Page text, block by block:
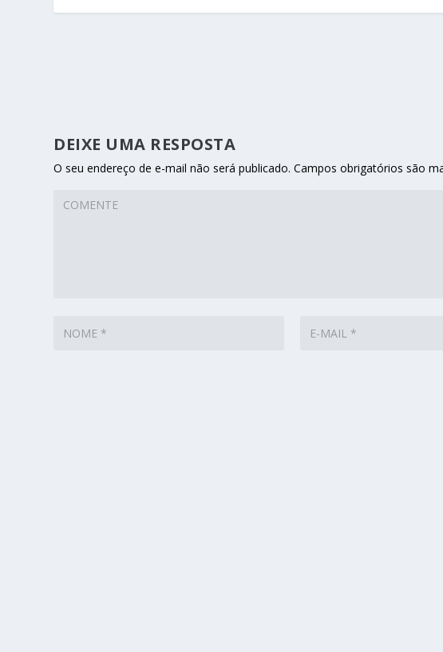
DEIXE UMA RESPOSTA
O seu endereço de e-mail não será publicado. Campos obrigatórios são